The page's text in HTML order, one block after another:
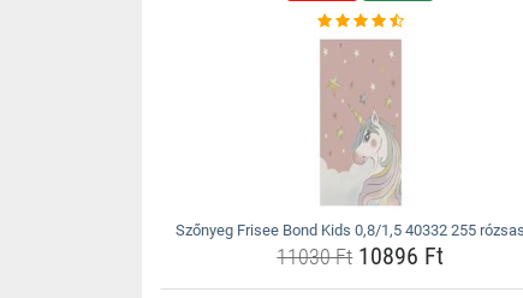
Szőnyeg Frisee Bond Kids 0,8/1,5 40332 255
11030 Ft10896 Ft